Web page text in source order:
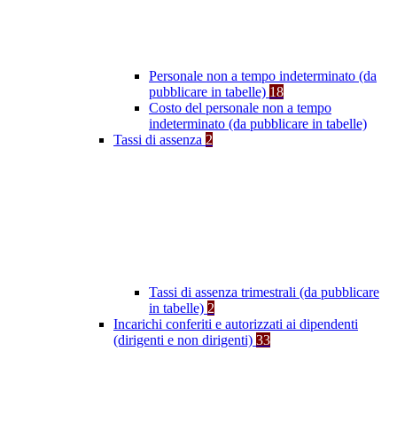
Personale non a tempo indeterminato (da
pubblicare in tabelle) 18
Costo del personale non a tempo
indeterminato (da pubblicare in tabelle)
Tassi di assenza 2
Tassi di assenza trimestrali (da pubblicare
in tabelle) 2
Incarichi conferiti e autorizzati ai dipendenti
(dirigenti e non dirigenti) 33